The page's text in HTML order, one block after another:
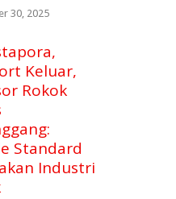
30, 2025
Keluar,
Rokok
Standard
Industri